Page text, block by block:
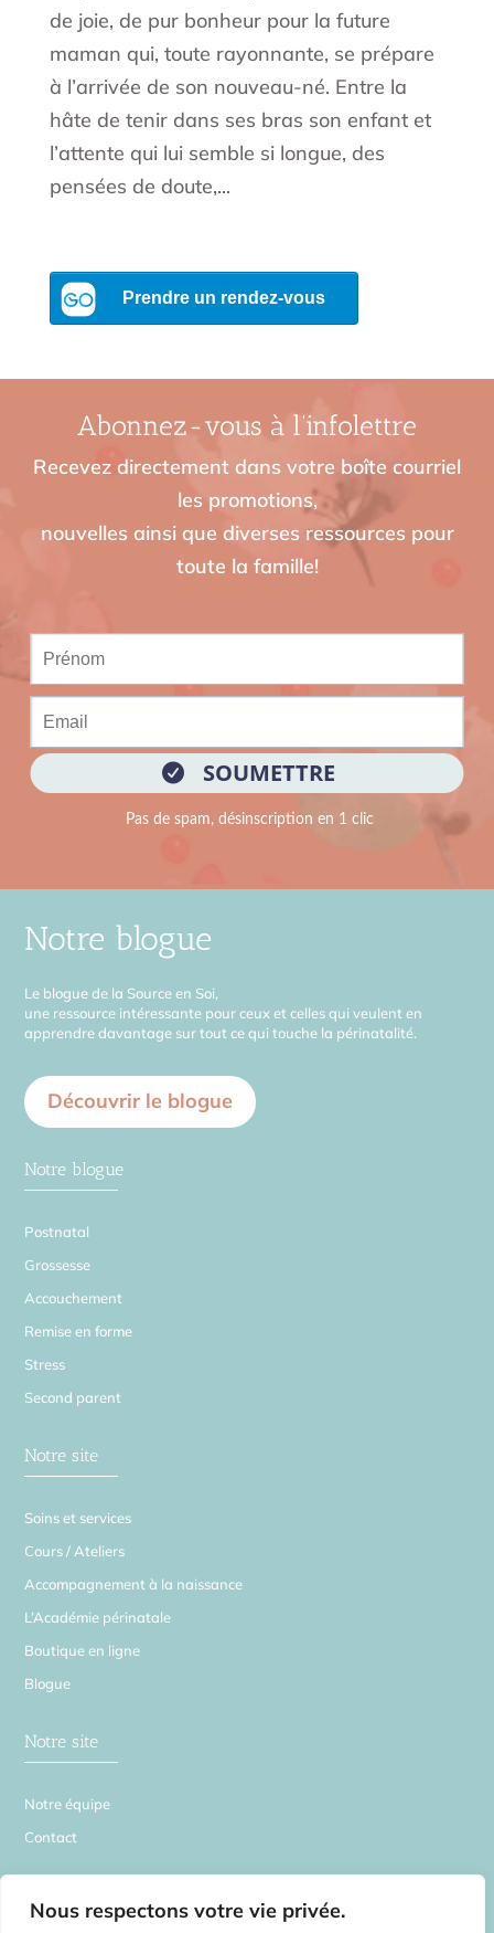
Nous respectons votre vie privée.
de joie, de pur bonheur pour la future
maman qui, toute rayonnante, se prépare
à l’arrivée de son nouveau-né. Entre la
hâte de tenir dans ses bras son enfant et
l’attente qui lui semble si longue, des
pensées de doute,...
Abonnez-vous à l’infolettre
Recevez directement dans votre boîte courriel
les promotions,
nouvelles ainsi que diverses ressources pour
toute la famille!
Notre blogue
Le blogue de la Source en Soi,
une ressource intéressante pour ceux et celles qui veulent en
apprendre davantage sur tout ce qui touche la périnatalité.
Découvrir le blogue
Notre blogue
Postnatal
Grossesse
Accouchement
Remise en forme
Stress
Second parent
Notre site
Soins et services
Cours / Ateliers
Accompagnement à la naissance
L’Académie périnatale
Boutique en ligne
Blogue
Notre site
Notre équipe
Contact